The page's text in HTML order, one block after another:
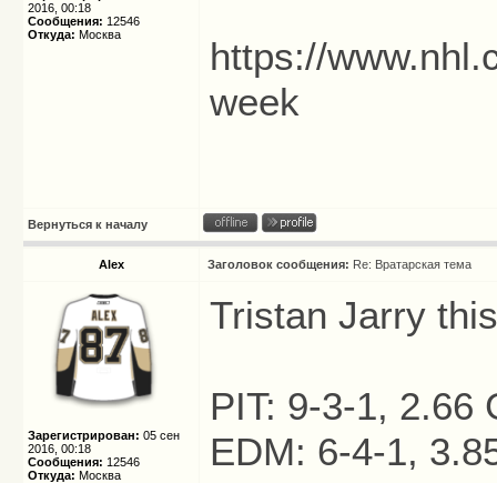
2016, 00:18
Сообщения: 12546
Откуда: Москва
https://
week
Вернуться к началу
Alex Заголовок сообщения: Re: Вратарская тема
Зарегистрирован: 05 сен
2016, 00:18
Сообщения: 12546
Откуда: Москва
Tristan Jarry
PIT: 9-3-1, 2.66
EDM: 6-4-1,